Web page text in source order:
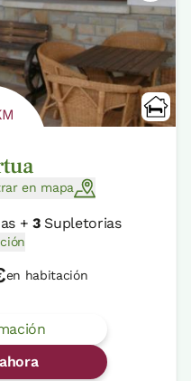
en mapa
+ 3Supletorias
en habitación